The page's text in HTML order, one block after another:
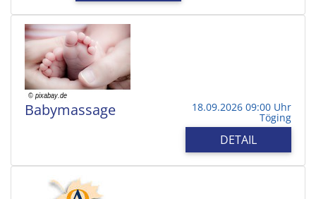
Babymassage 18.09.2026 09:00 Uhr
Töging
DETAIL